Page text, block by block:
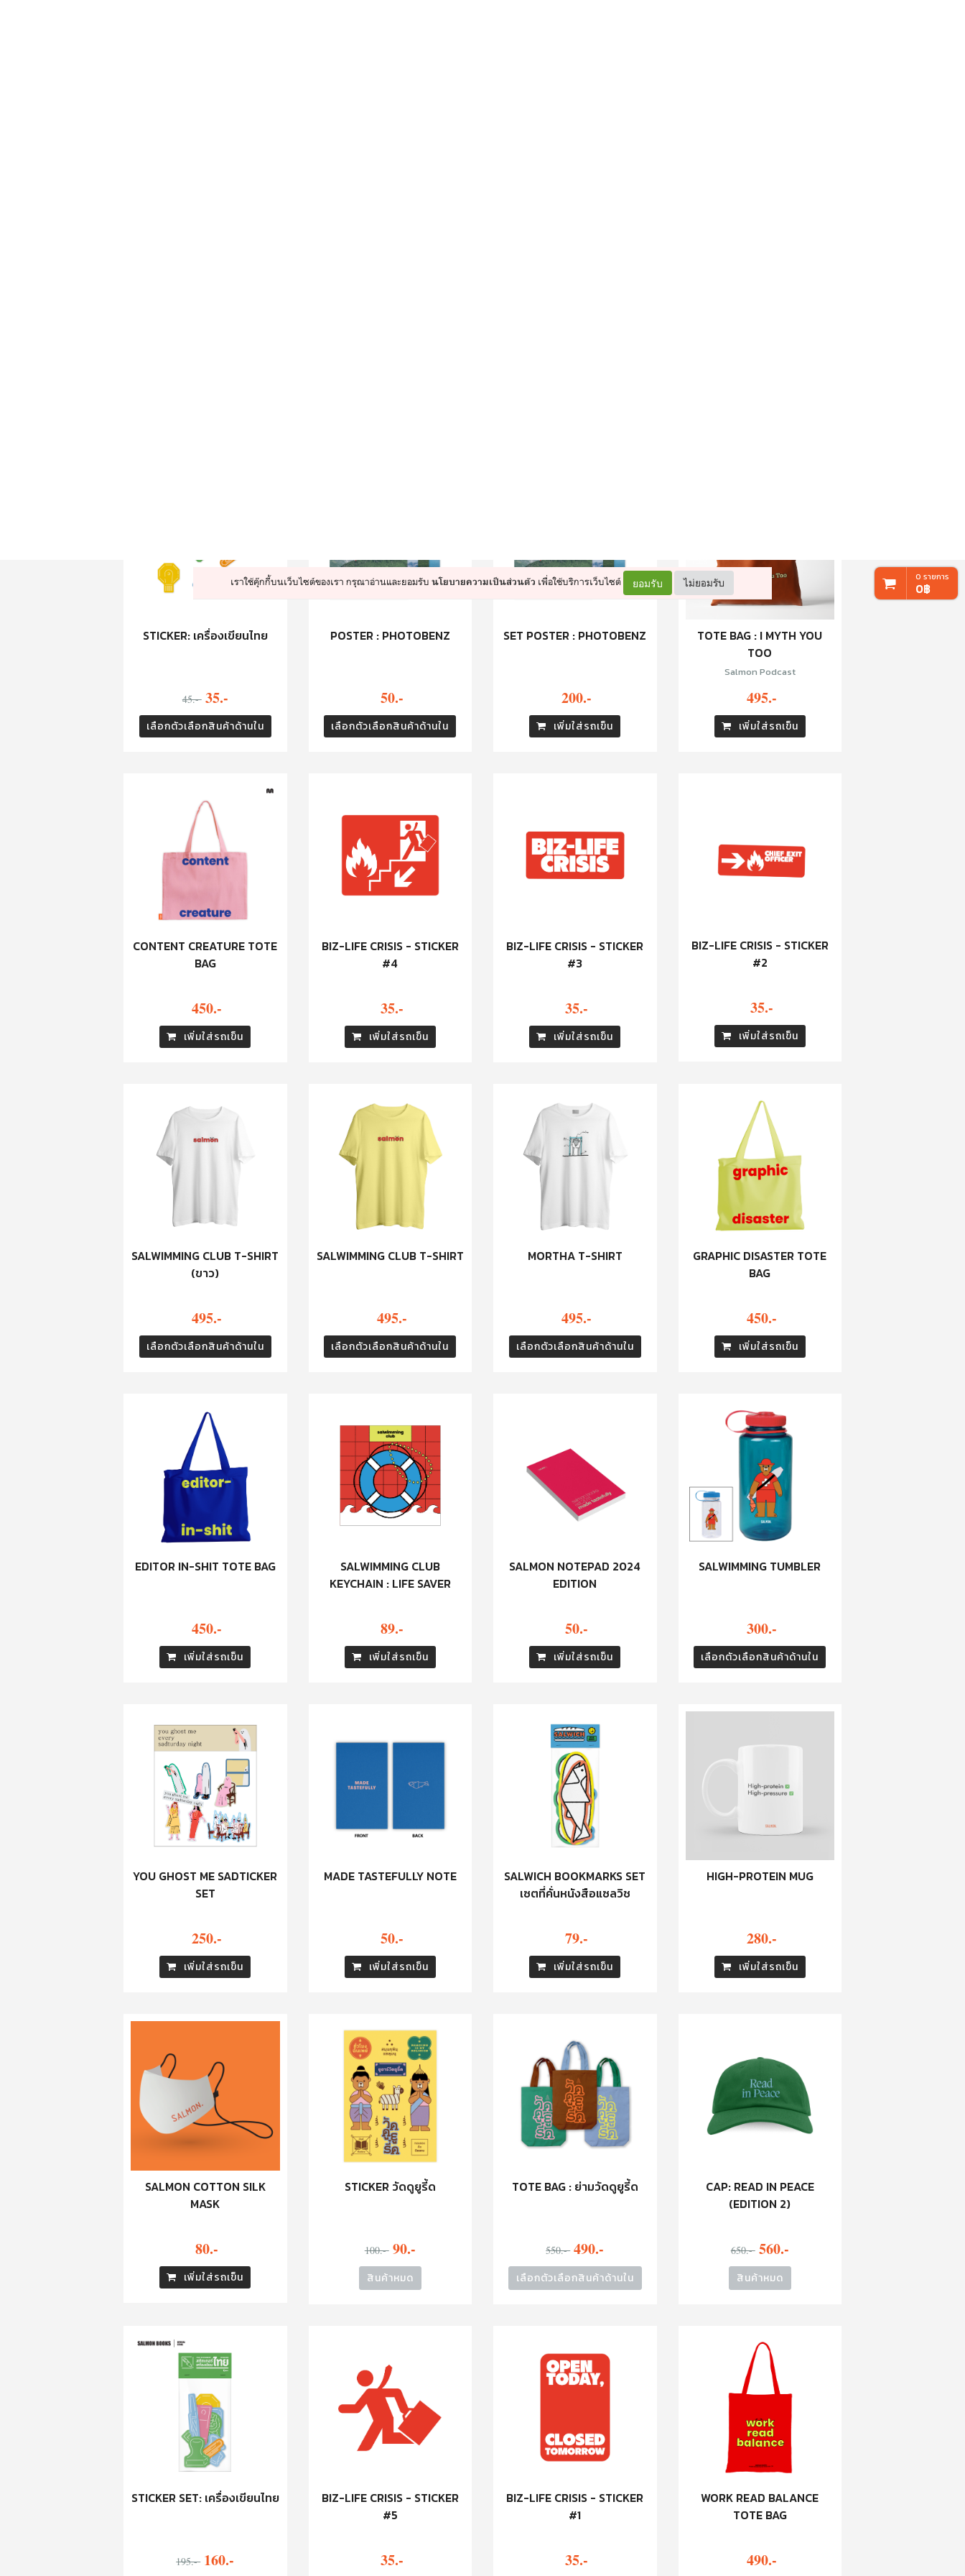
STICKER: เครื่องเขียนไทย
45.- 35.-
เลือกตัวเลือกสินค้าด้านใน
POSTER : PHOTOBENZ
50.-
เลือกตัวเลือกสินค้าด้านใน
SET POSTER : PHOTOBENZ
200.-
เพิ่มใส่รถเข็น
TOTE BAG : I MYTH YOU
TOO
Salmon Podcast
495.-
เพิ่มใส่รถเข็น
CONTENT CREATURE TOTE
BAG
450.-
เพิ่มใส่รถเข็น
BIZ-LIFE CRISIS - STICKER
#4
35.-
เพิ่มใส่รถเข็น
BIZ-LIFE CRISIS - STICKER
#3
35.-
เพิ่มใส่รถเข็น
BIZ-LIFE CRISIS - STICKER
#2
35.-
เพิ่มใส่รถเข็น
SALWIMMING CLUB T-SHIRT
(ขาว)
495.-
เลือกตัวเลือกสินค้าด้านใน
SALWIMMING CLUB T-SHIRT
495.-
เลือกตัวเลือกสินค้าด้านใน
MORTHA T-SHIRT
495.-
เลือกตัวเลือกสินค้าด้านใน
GRAPHIC DISASTER TOTE
BAG
450.-
เพิ่มใส่รถเข็น
EDITOR IN-SHIT TOTE BAG
450.-
เพิ่มใส่รถเข็น
SALWIMMING CLUB
KEYCHAIN : LIFE SAVER
89.-
เพิ่มใส่รถเข็น
SALMON NOTEPAD 2024
EDITION
50.-
เพิ่มใส่รถเข็น
SALWIMMING TUMBLER
300.-
เลือกตัวเลือกสินค้าด้านใน
YOU GHOST ME SADTICKER
SET
250.-
เพิ่มใส่รถเข็น
MADE TASTEFULLY NOTE
50.-
เพิ่มใส่รถเข็น
SALWICH BOOKMARKS SET
เซตที่คั่นหนังสือแซลวิช
79.-
เพิ่มใส่รถเข็น
HIGH-PROTEIN MUG
280.-
เพิ่มใส่รถเข็น
SALMON COTTON SILK
MASK
80.-
เพิ่มใส่รถเข็น
STICKER วัดดูยูรี้ด
100.- 90.-
สินค้าหมด
TOTE BAG : ย่ามวัดดูยูรี้ด
550.- 490.-
เลือกตัวเลือกสินค้าด้านใน
CAP: READ IN PEACE
(EDITION 2)
650.- 560.-
สินค้าหมด
STICKER SET: เครื่องเขียนไทย
195.- 160.-
BIZ-LIFE CRISIS - STICKER
#5
35.-
BIZ-LIFE CRISIS - STICKER
#1
35.-
WORK READ BALANCE
TOTE BAG
490.-